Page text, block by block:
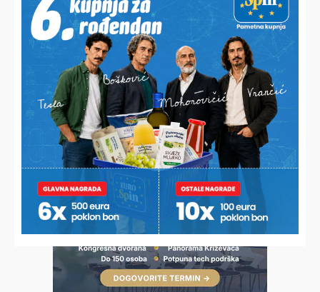
TRADICIONALNO HODOČAŠĆE
Uz molitvu i pjesmu pješačili više od 80 kilometara